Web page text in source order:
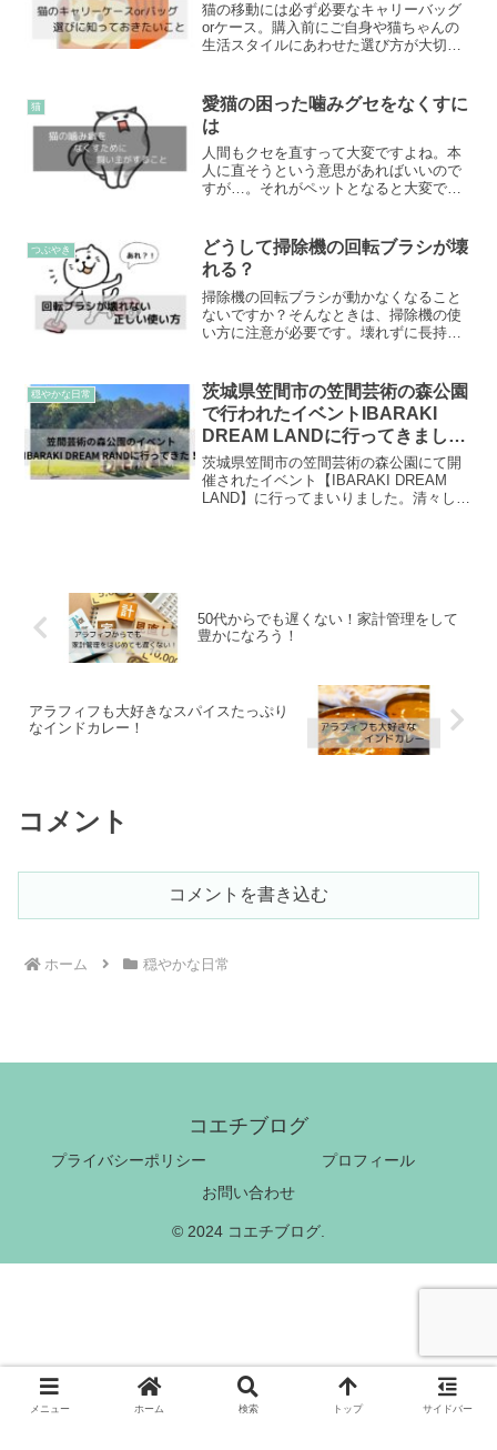
猫の移動には必ず必要なキャリーバッグ
orケース。購入前にご自身や猫ちゃんの
生活スタイルにあわせた選び方が大切！
猫
愛猫の困った噛みグセをなくすに
は
人間もクセを直すって大変ですよね。本
人に直そうという意思があればいいので
すが…。それがペットとなると大変で
し方を紹介します。
つぶやき
どうして掃除機の回転ブラシが壊
れる？
掃除機の回転ブラシが動かなくなること
ないですか？そんなときは、掃除機の使
い方に注意が必要です。壊れずに長持ち
穏やかな日常
茨城県笠間市の笠間芸術の森公園
で行われたイベントIBARAKI
DREAM LANDに行ってきまし
た。
茨城県笠間市の笠間芸術の森公園にて開
催されたイベント【IBARAKI DREAM
LAND】に行ってまいりました。清々しい
50代からでも遅くない！家計管理をして
豊かになろう！
アラフィフも大好きなスパイスたっぷり
なインドカレー！
コメント
コメントを書き込む
ホーム 穏やかな日常
コエチブログ
プライバシーポリシー
プロフィール
お問い合わせ
© 2024 コエチブログ.
メニュー ホーム 検索 トップ サイドバー